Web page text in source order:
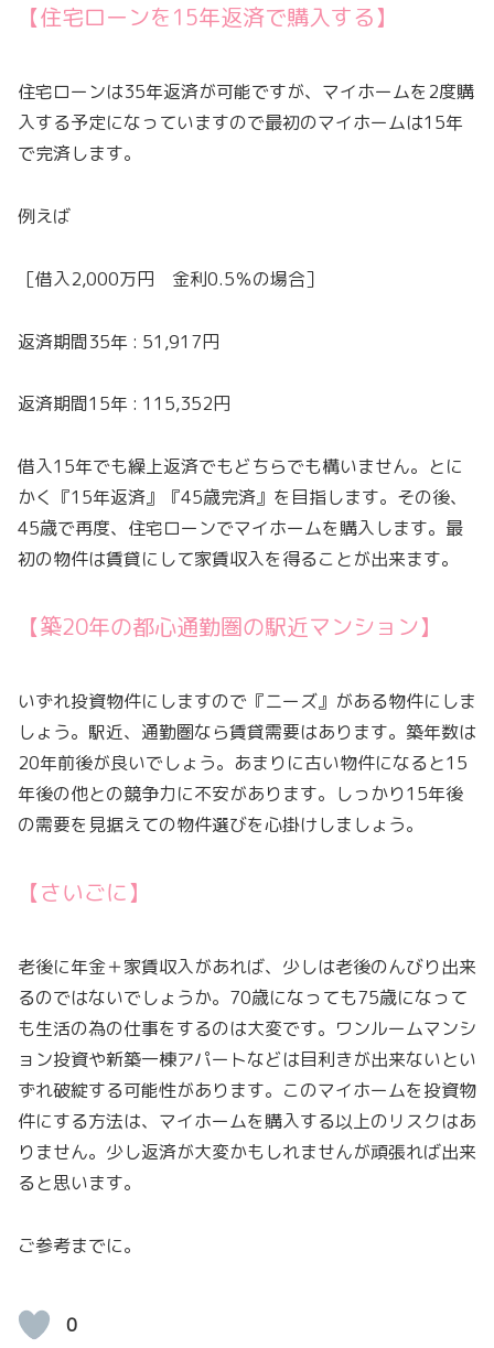
【住宅ローンを15年返済で購入する】
住宅ローンは35年返済が可能ですが、マイホームを2度購
入する予定になっていますので最初のマイホームは15年
で完済します。
例えば
［借入2,000万円 金利0.5％の場合］
返済期間35年 : 51,917円
返済期間15年 : 115,352円
借入15年でも繰上返済でもどちらでも構いません。とに
かく『15年返済』『45歳完済』を目指します。その後、
45歳で再度、住宅ローンでマイホームを購入します。最
初の物件は賃貸にして家賃収入を得ることが出来ます。
【築20年の都心通勤圏の駅近マンション】
いずれ投資物件にしますので『ニーズ』がある物件にしま
しょう。駅近、通勤圏なら賃貸需要はあります。築年数は
20年前後が良いでしょう。あまりに古い物件になると15
年後の他との競争力に不安があります。しっかり15年後
の需要を見据えての物件選びを心掛けしましょう。
【さいごに】
老後に年金＋家賃収入があれば、少しは老後のんびり出来
るのではないでしょうか。70歳になっても75歳になって
も生活の為の仕事をするのは大変です。ワンルームマンシ
ョン投資や新築一棟アパートなどは目利きが出来ないとい
ずれ破綻する可能性があります。このマイホームを投資物
件にする方法は、マイホームを購入する以上のリスクはあ
りません。少し返済が大変かもしれませんが頑張れば出来
ると思います。
ご参考までに。
0